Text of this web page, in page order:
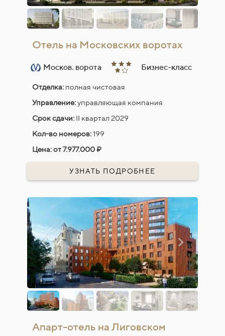
Отель на Московских воротах
Москов. ворота Бизнес-класс
Отделка: полная чистовая
Управление:управляющая компания
Срок сдачи: II квартал 2029
Кол-во номеров:199
Цена:от 7.977.000 ₽
УЗНАТЬ ПОДРОБНЕЕ
Апарт-отель на Лиговском